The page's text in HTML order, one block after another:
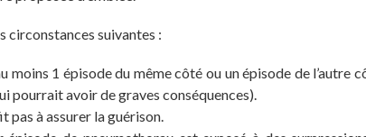
circonstances suivantes :
moins 1 épisode du même côté ou un épisode de l’autre
pourrait avoir de graves conséquences).
pas à assurer la guérison.